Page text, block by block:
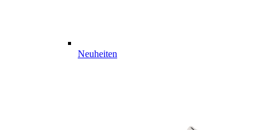
Neuheiten